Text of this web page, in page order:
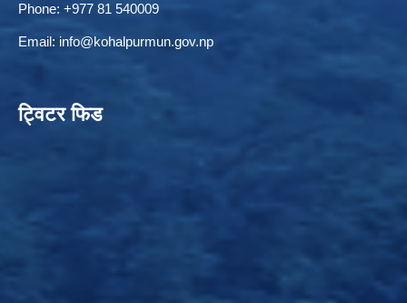
Phone: +977 81 540009
Email: info@kohalpurmun.gov.np
ट्विटर फिड